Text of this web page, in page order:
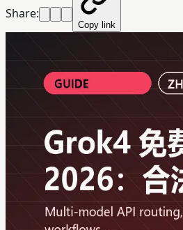
Share:
Copy link